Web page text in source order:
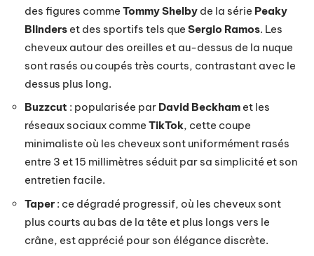
des figures comme Tommy Shelby de la série Peaky
Blinders et des sportifs tels que Sergio Ramos. Les
cheveux autour des oreilles et au-dessus de la nuque
sont rasés ou coupés très courts, contrastant avec le
dessus plus long.
Buzzcut : popularisée par David Beckham et les
réseaux sociaux comme TikTok, cette coupe
minimaliste où les cheveux sont uniformément rasés
entre 3 et 15 millimètres séduit par sa simplicité et son
entretien facile.
Taper : ce dégradé progressif, où les cheveux sont
plus courts au bas de la tête et plus longs vers le
crâne, est apprécié pour son élégance discrète.